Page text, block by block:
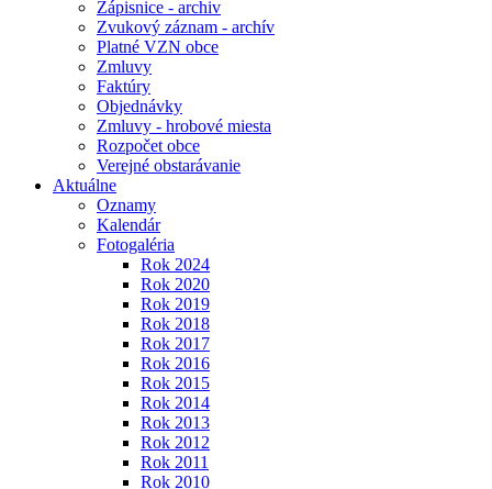
Zápisnice - archiv
Zvukový záznam - archív
Platné VZN obce
Zmluvy
Faktúry
Objednávky
Zmluvy - hrobové miesta
Rozpočet obce
Verejné obstarávanie
Aktuálne
Oznamy
Kalendár
Fotogaléria
Rok 2024
Rok 2020
Rok 2019
Rok 2018
Rok 2017
Rok 2016
Rok 2015
Rok 2014
Rok 2013
Rok 2012
Rok 2011
Rok 2010